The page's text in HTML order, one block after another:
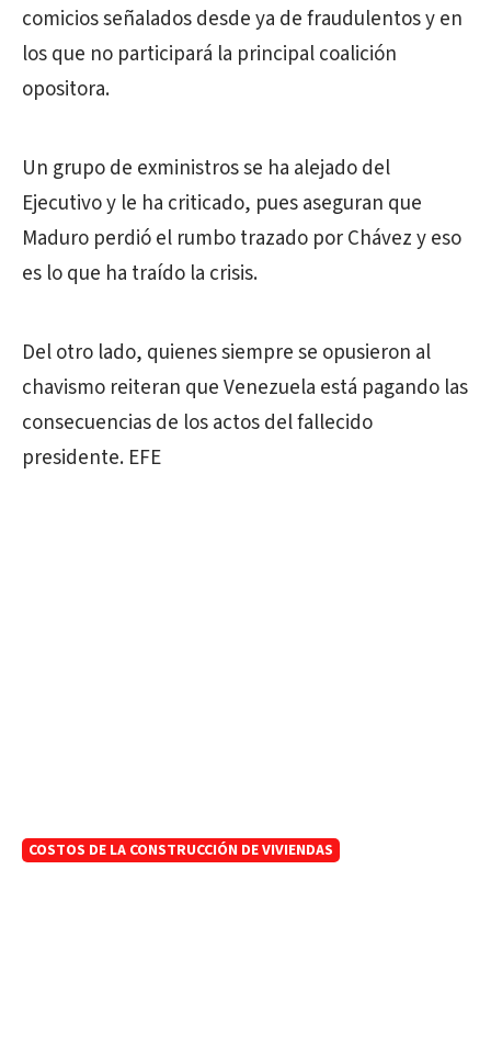
comicios señalados desde ya de fraudulentos y en
los que no participará la principal coalición
opositora.
Un grupo de exministros se ha alejado del
Ejecutivo y le ha criticado, pues aseguran que
Maduro perdió el rumbo trazado por Chávez y eso
es lo que ha traído la crisis.
Del otro lado, quienes siempre se opusieron al
chavismo reiteran que Venezuela está pagando las
consecuencias de los actos del fallecido
presidente. EFE
COSTOS DE LA CONSTRUCCIÓN DE VIVIENDAS